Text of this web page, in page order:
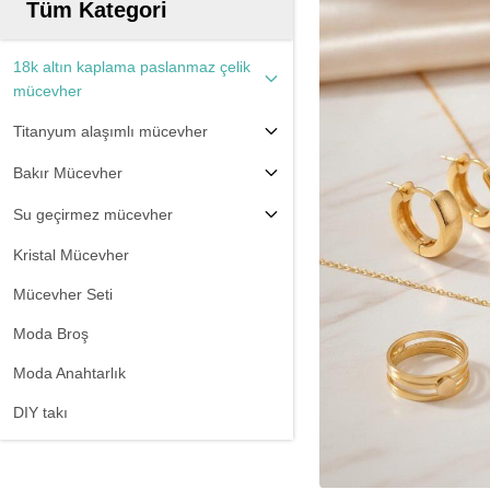
Tüm Kategori
18k altın kaplama paslanmaz çelik
mücevher
Titanyum alaşımlı mücevher
Bakır Mücevher
Su geçirmez mücevher
Kristal Mücevher
Mücevher Seti
Moda Broş
Moda Anahtarlık
DIY takı